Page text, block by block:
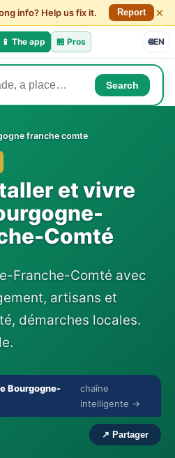
info? Help us fix it. Report ×
📱 The app 🏪 Pros 🌐EN
Search
franche comte
et vivre
Comté
Franche-Comté avec
artisans et
démarches locales.
Bourgogne-
chaîne
intelligente →
🔇
›
↗ Partager